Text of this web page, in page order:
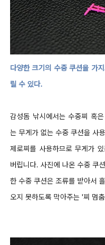
다양한 크기의 수중 쿠션을 가
릴 수 있다.
감성돔 낚시에서는 수중찌 혹
는 무게가 없는 수중 쿠션을 사
제로찌를 사용하므로 무게가
버립니다. 사진에 나온 수중 쿠
한 수중 쿠션은 조류를 받아서
오지 못하도록 막아주는 '찌 멈